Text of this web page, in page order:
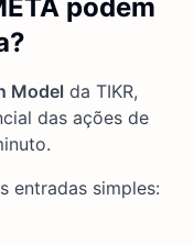
podem
Model da TIKR,
das ações de
entradas simples: